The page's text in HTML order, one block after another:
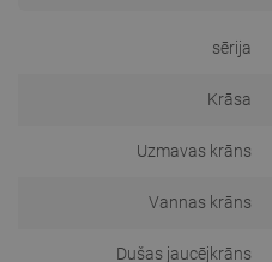
sērija
Krāsa
Uzmavas krāns
Vannas krāns
Dušas jaucējkrāns